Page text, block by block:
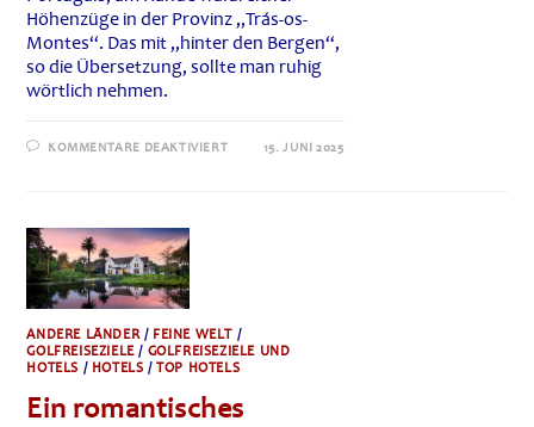
Höhenzüge in der Provinz „Trás-os-
Montes“. Das mit „hinter den Bergen“,
so die Übersetzung, sollte man ruhig
wörtlich nehmen.
KOMMENTARE DEAKTIVIERTFÜR 15. JUNI 2025
ANDERE LÄNDER/ FEINE WELT /
GOLFREISEZIELE/ GOLFREISEZIELE UND
HOTELS / HOTELS /TOP HOTELS
Ein romantisches